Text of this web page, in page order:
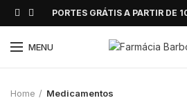
PORTES GRÁTIS A PARTIR DE
MENUClick to enlarge
Home Medicamentos